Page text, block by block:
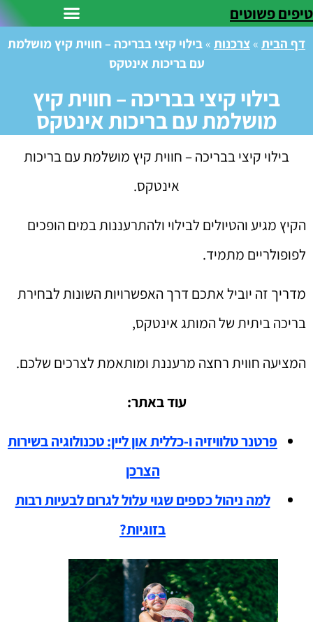
טיפים פשוטים
דף הבית » צרכנות » בילוי קיצי בבריכה – חווית קיץ מושלמת
עם בריכות אינטקס
בילוי קיצי בבריכה – חווית קיץ
מושלמת עם בריכות אינטקס
בילוי קיצי בבריכה – חווית קיץ מושלמת עם בריכות
אינטקס.
הקיץ מגיע והטיולים לבילוי ולהתרעננות במים הופכים
לפופולריים מתמיד.
מדריך זה יוביל אתכם דרך האפשרויות השונות לבחירת
בריכה ביתית של המותג אינטקס,
המציעה חווית רחצה מרעננת ומותאמת לצרכים שלכם.
עוד באתר:
פרטנר טלוויזיה ו-כללית און ליין: טכנולוגיה בשירות
הצרכן
למה ניהול כספים שגוי עלול לגרום לבעיות רבות
בזוגיות?